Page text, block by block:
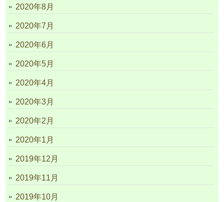
2020年8月
2020年7月
2020年6月
2020年5月
2020年4月
2020年3月
2020年2月
2020年1月
2019年12月
2019年11月
2019年10月